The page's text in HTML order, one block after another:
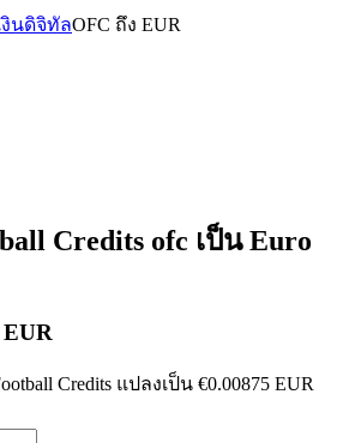
งินดิจิทัลOFC ถึง EUR
Credits ofc เป็น Euro
Credits แปลงเป็น €0.00875 EUR